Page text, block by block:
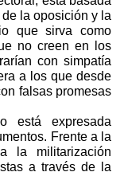
la oposición y la
que sirva como
no creen en los
con simpatía
a los que desde
falsas promesas
está expresada
Frente a la
la militarización
a través de la